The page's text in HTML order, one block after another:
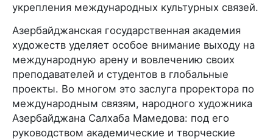
укрепления международных культурных связей.
Азербайджанская государственная академия
художеств уделяет особое внимание выходу на
международную арену и вовлечению своих
преподавателей и студентов в глобальные
проекты. Во многом это заслуга проректора по
международным связям, народного художника
Азербайджана Салхаба Мамедова: под его
руководством академические и творческие